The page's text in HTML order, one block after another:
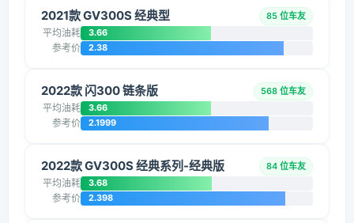
2021款 GV300S 经典型 85 位车友
平均油耗 3.66
参考价 2.38
2022款 闪300 链条版 568 位车友
平均油耗 3.66
参考价 2.1999
2022款 GV300S 经典系列-经典版 84 位车友
平均油耗 3.68
参考价 2.398